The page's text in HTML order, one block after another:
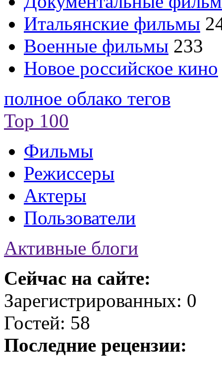
Итальянские фильмы
Военные фильмы 233
Новое российское кино
полное облако тегов
Top 100
Фильмы
Режиссеры
Актеры
Пользователи
Активные блоги
Сейчас на сайте:
Зарегистрированных: 0
Гостей: 58
Последние рецензии: